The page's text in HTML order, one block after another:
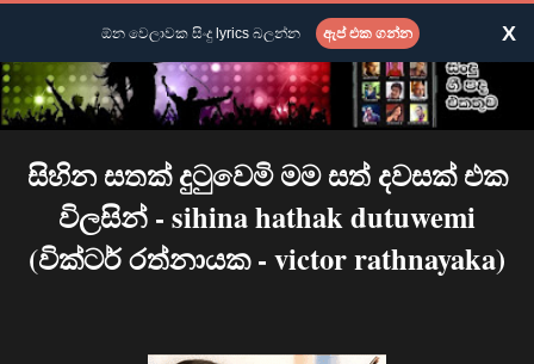
සිහින සතක් දුටුවෙමි මම සත් දවසක් එක
විලසින් - sihina hathak dutuwemi
(වික්ටර් රත්නායක - victor rathnayaka)
ඕන වෙලාවක සිංදු lyrics බලන්න ඇප් එක ගන්න X